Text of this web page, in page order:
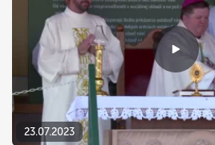
23.07.2023